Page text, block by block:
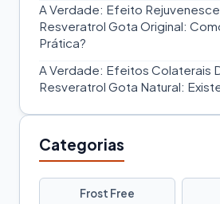
A Verdade: Efeito
Resveratrol Gota Original:
Prática?
A Verdade: Efeitos Colaterais
Resveratrol Gota Natural:
Categorias
Frost Free